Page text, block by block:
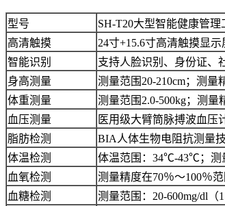
型号
SH-T20大型智能健康管理
高清触摸
24寸+15.6寸高清触摸显
智能识别
支持人脸识别、身份证、
身高测量
测量范围20-210cm；测量
体重测量
测量范围2.0-500kg；测量
血压测量
医用级大臂筒脉搏波血压
脂肪检测
BIA人体生物电阻抗测量
体温检测
体温范围：34℃-43℃；测
血氧检测
测量精度在70％～100％
血糖检测
测量范围：20-600mg/dl（